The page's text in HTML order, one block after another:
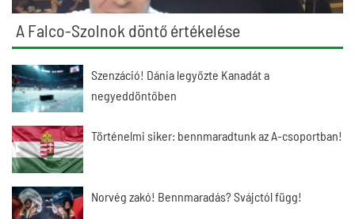
A Falco-Szolnok döntő értékelése
Szenzáció! Dánia legyőzte Kanadát a
negyeddöntőben
Történelmi siker: bennmaradtunk az A-csoportban!
Norvég zakó! Bennmaradás? Svájctól függ!